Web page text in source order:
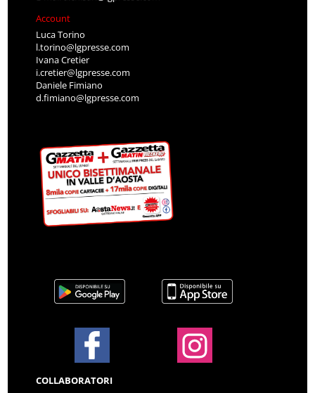
Account
Luca Torino
l.torino@lgpresse.com
Ivana Cretier
i.cretier@lgpresse.com
Daniele Fimiano
d.fimiano@lgpresse.com
COLLABORATORI